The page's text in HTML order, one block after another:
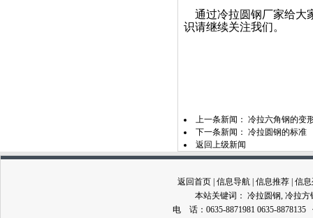
通过冷拉圆钢厂家给大
识请继续关注我们。
上一条新闻： 冷拉六角钢的变
下一条新闻： 冷拉圆钢的标准
返回上级新闻
返回首页 信息导航 信息推荐 信
本站关键词： 冷拉圆钢, 冷拉方
电 话：0635-8871981 0635-